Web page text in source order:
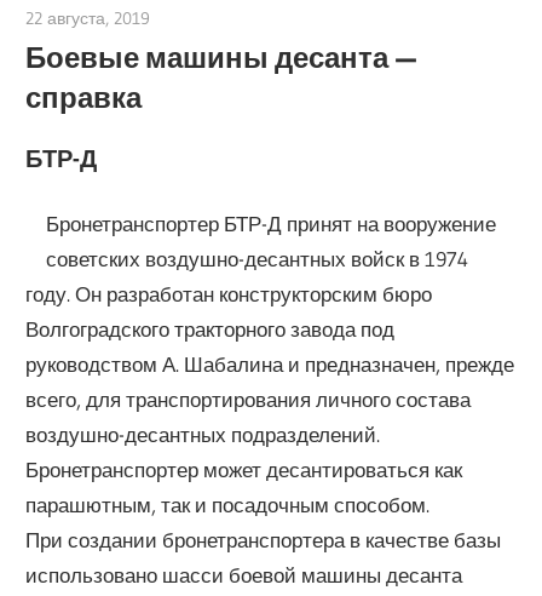
22 августа, 2019
Боевые машины десанта —
справка
БТР-Д
Бронетранспортер БТР-Д принят на вооружение
советских воздушно-десантных войск в 1974
году. Он разработан конструкторским бюро
Волгоградского тракторного завода под
руководством А. Шабалина и предназначен, прежде
всего, для транспортирования личного состава
воздушно-десантных подразделений.
Бронетранспортер может десантироваться как
парашютным, так и посадочным способом.
При создании бронетранспортера в качестве базы
использовано шасси боевой машины десанта